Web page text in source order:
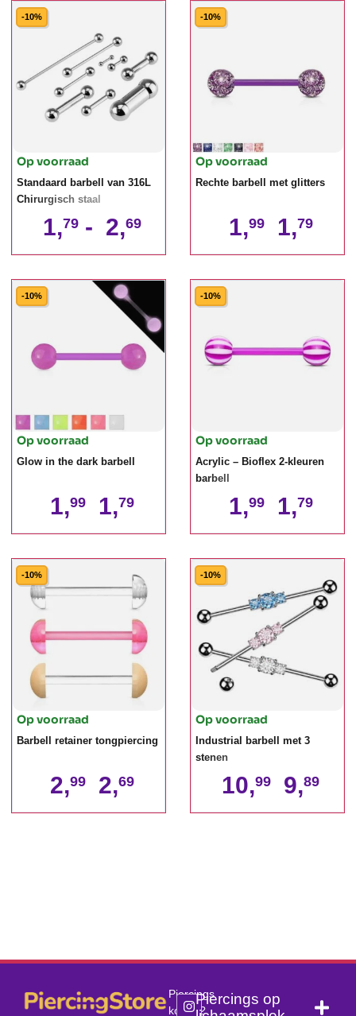
-10%
Op voorraad
Standaard barbell van 316L
Chirurgisch staal
1,79 - 2,69
-10%
Op voorraad
Rechte barbell met glitters
1,99 1,79
-10%
Op voorraad
Glow in the dark barbell
1,99 1,79
-10%
Op voorraad
Acrylic – Bioflex 2-kleuren
barbell
1,99 1,79
-10%
Op voorraad
Barbell retainer tongpiercing
2,99 2,69
-10%
Op voorraad
Industrial barbell met 3
stenen
10,99 9,89
Piercings
kopen?
Piercings op